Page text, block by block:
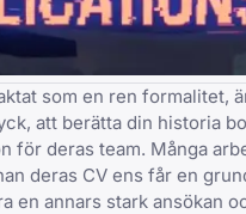
som en ren formalitet,
att berätta din historia
för deras team. Många
deras CV ens får en
en annars stark ansökan